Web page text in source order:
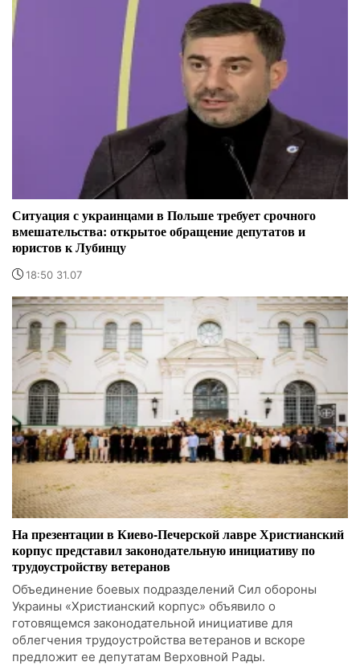
Ситуация с украинцами в Польше требует срочного
вмешательства: открытое обращение депутатов и
юристов к Лубинцу
18:50 31.07
На презентации в Киево-Печерской лавре Христианский
корпус представил законодательную инициативу по
трудоустройству ветеранов
Объединение боевых подразделений Сил обороны
Украины «Христианский корпус» объявило о
готовящемся законодательной инициативе для
облегчения трудоустройства ветеранов и вскоре
предложит ее депутатам Верховной Рады.